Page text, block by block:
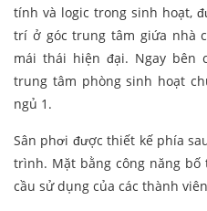
tính và logic trong sinh hoạt,
trí ở góc trung tâm giứa nhà
mái thái hiện đại. Ngay bên
trung tâm phòng sinh hoạt
ngủ 1.
Sân phơi được thiết kế phía
trình. Mặt bằng công năng
cầu sử dụng của các thành